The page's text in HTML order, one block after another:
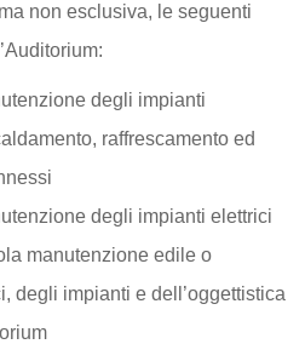
non esclusiva, le seguenti
degli impianti
raffrescamento ed
degli impianti elettrici
manutenzione edile o
degli impianti e dell’oggettistica